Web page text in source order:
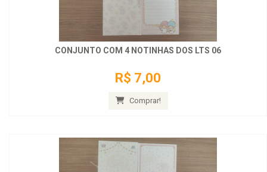
CONJUNTO COM 4 NOTINHAS DOS LTS 06
R$ 7,00
Comprar!